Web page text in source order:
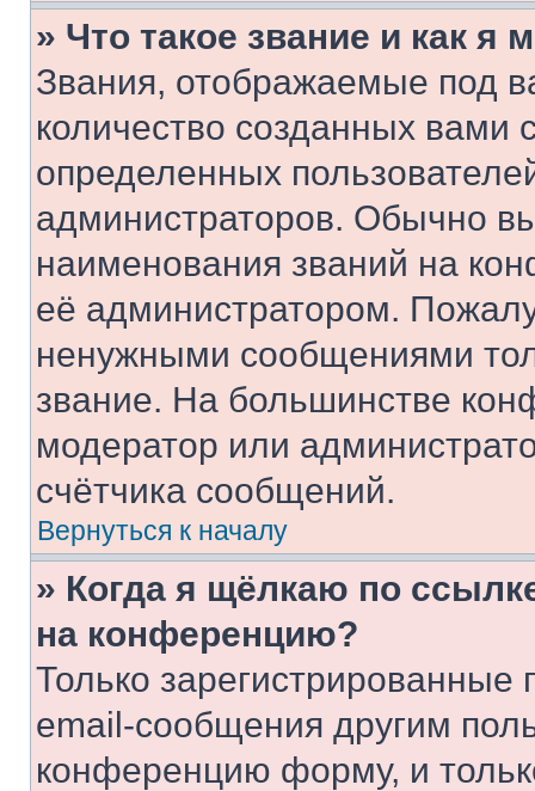
» Что такое звание и как я
Звания, отображаемые под
количество созданных
определенных
администраторов. Обычно
наименования званий на
её администратором.
ненужными сообщениями
звание. На большинстве
модератор или
счётчика сообщений.
Вернуться к началу
» Когда я щёлкаю по
на конференцию?
Только зарегистрированные
email-сообщения другим
конференцию форму, и